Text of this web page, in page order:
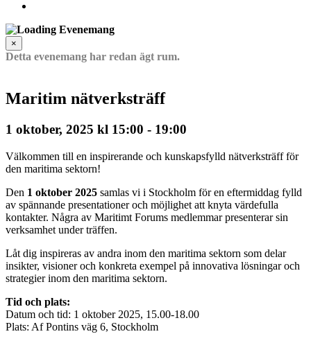
×
Detta evenemang har redan ägt rum.
Maritim nätverksträff
1 oktober, 2025 kl 15:00 - 19:00
Välkommen till en inspirerande och kunskapsfylld nätverksträff för
den maritima sektorn!
Den 1 oktober 2025 samlas vi i Stockholm för en eftermiddag fylld
av spännande presentationer och möjlighet att knyta värdefulla
kontakter. Några av Maritimt Forums medlemmar presenterar sin
verksamhet under träffen.
Låt dig inspireras av andra inom den maritima sektorn som delar
insikter, visioner och konkreta exempel på innovativa lösningar och
strategier inom den maritima sektorn.
Tid och plats:
Datum och tid: 1 oktober 2025, 15.00-18.00
Plats: Af Pontins väg 6, Stockholm